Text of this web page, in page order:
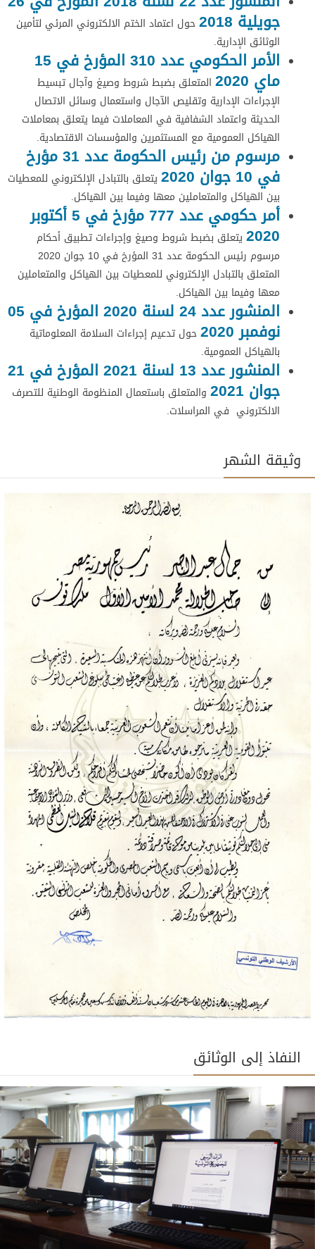
جويلية 2018
حول اعتماد الختم الالكتروني المرئي لتأمين
الوثائق الإدارية.
الأمر الحكومي عدد 310 المؤرخ في 15
ماي 2020
المتعلق بضبط شروط وصيغ وآجال تبسيط
الإجراءات الإدارية وتقليص الآجال واستعمال وسائل الاتصال
الحديثة واعتماد الشفافية في المعاملات فيما يتعلق بمعاملات
الهياكل العمومية مع المستثمرين والمؤسسات الاقتصادية.
مرسوم من رئيس الحكومة عدد 31 مؤرخ
في 10 جوان 2020
يتعلق بالتبادل الإلكتروني للمعطيات
بين الهياكل والمتعاملين معها وفيما بين الهياكل.
أمر حكومي عدد 777 مؤرخ في 5 أكتوبر
2020 يتعلق بضبط شروط وصيغ وإجراءات تطبيق أحكام
مرسوم رئيس الحكومة عدد 31 المؤرخ في 10 جوان 2020
المتعلق بالتبادل الإلكتروني للمعطيات بين الهياكل والمتعاملين
معها وفيما بين الهياكل.
المنشور عدد 24 لسنة 2020 المؤرخ في 05
نوفمبر 2020
حول تدعيم إجراءات السلامة المعلوماتية
بالهياكل العمومية.
المنشور عدد 13 لسنة 2021 المؤرخ في 21
جوان 2021
والمتعلق باستعمال المنظومة الوطنية للتصرف
الالكتروني في المراسلات.
وثيقة الشهر
النفاذ إلى الوثائق